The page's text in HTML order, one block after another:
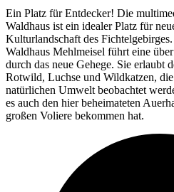
Ein Platz für Entdecker! Die
Waldhaus ist ein idealer Platz für
Kulturlandschaft des
Waldhaus Mehlmeisel führt eine
durch das neue Gehege. Sie erlaubt
Rotwild, Luchse und Wildkatzen,
natürlichen Umwelt beobachtet
es auch den hier beheimateten
großen Voliere bekommen hat.